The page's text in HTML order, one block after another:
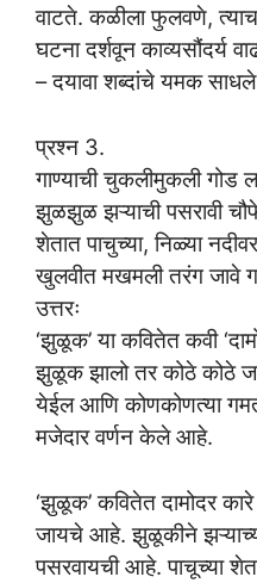
वाटते. कळीला फुलवणे,
घटना दर्शवून काव्यसौंदर्य
– दयावा शब्दांचे यमक
प्रश्न 3.
गाण्याची चुकलीमुकली गोड
झुळझुळ झऱ्याची पसरावी
शेतात पाचुच्या, निळ्या
खुलवीत मखमली तरंग जावे
उत्तरः
‘झुळूक’ या कवितेत कवी
झुळूक झालो तर कोठे कोठे
येईल आणि कोणकोणत्या
मजेदार वर्णन केले आहे.
‘झुळूक’ कवितेत दामोदर
जायचे आहे. झुळूकीने
पसरवायची आहे. पाचूच्या